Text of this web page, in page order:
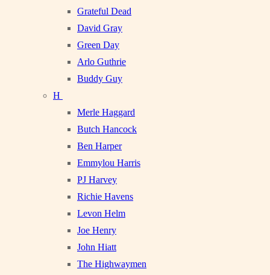
Grateful Dead
David Gray
Green Day
Arlo Guthrie
Buddy Guy
H
Merle Haggard
Butch Hancock
Ben Harper
Emmylou Harris
PJ Harvey
Richie Havens
Levon Helm
Joe Henry
John Hiatt
The Highwaymen